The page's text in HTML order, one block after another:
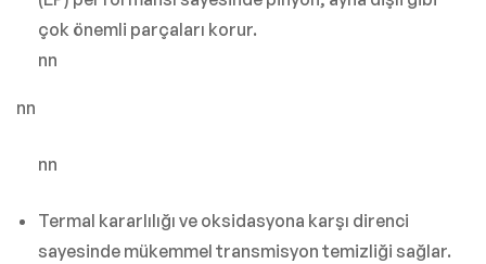
çok önemli parçaları korur.
nn
nn
nn
Termal kararlılığı ve oksidasyona karşı direnci
sayesinde mükemmel transmisyon temizliği sağlar.